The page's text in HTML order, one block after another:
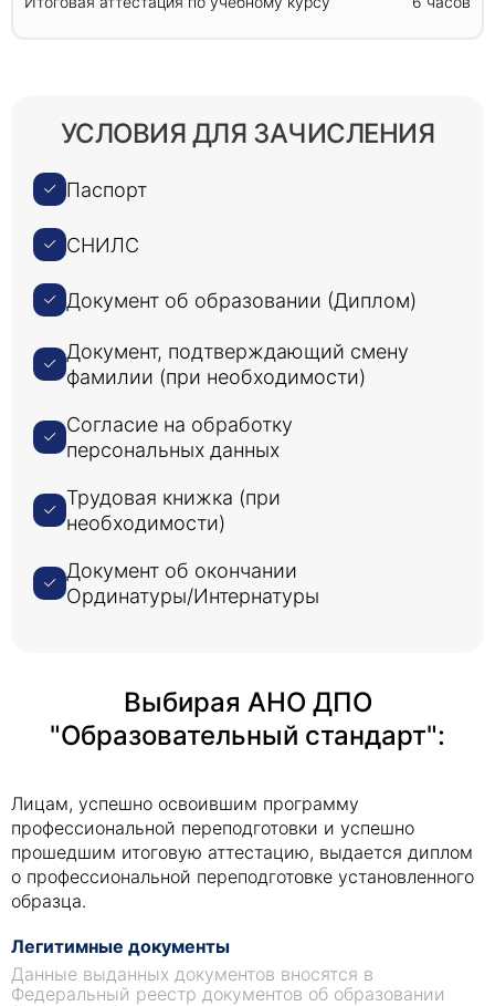
УСЛОВИЯ ДЛЯ ЗАЧИСЛЕНИЯ
Паспорт
СНИЛС
Документ об образовании (Диплом)
Документ, подтверждающий смену
фамилии (при необходимости)
Согласие на обработку
персональных данных
Трудовая книжка (при
необходимости)
Документ об окончании
Ординатуры/Интернатуры
Выбирая АНО ДПО
"Образовательный стандарт":
Лицам, успешно освоившим программу
профессиональной переподготовки и успешно
прошедшим итоговую аттестацию, выдается диплом
о профессиональной переподготовке установленного
образца.
Легитимные документы
Данные выданных документов вносятся в
Федеральный реестр документов об образовании